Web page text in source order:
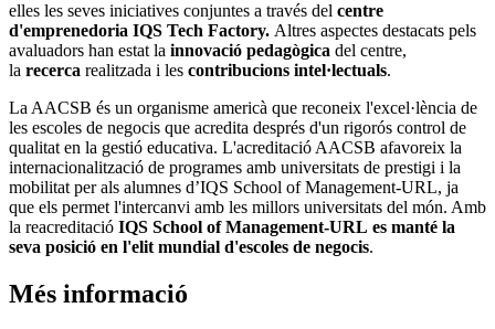
elles les seves iniciatives conjuntes a través del centre
d'emprenedoria IQS Tech Factory. Altres aspectes destacats pels
avaluadors han estat la innovació pedagògica del centre,
la recerca realitzada i les contribucions intel·lectuals.
La AACSB és un organisme americà que reconeix l'excel·lència de
les escoles de negocis que acredita després d'un rigorós control de
qualitat en la gestió educativa. L'acreditació AACSB afavoreix la
internacionalització de programes amb universitats de prestigi i la
mobilitat per als alumnes d’IQS School of Management-URL, ja
que els permet l'intercanvi amb les millors universitats del món. Amb
la reacreditació IQS School of Management-URL es manté la
seva posició en l'elit mundial d'escoles de negocis.
Més informació